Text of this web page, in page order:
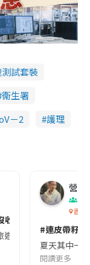
試套裝
衞生署
－2 護理
😱出發前切記檢查
遊的民眾，近期要
營養
香港
#連皮帶籽
夏天其中一
閱讀更多